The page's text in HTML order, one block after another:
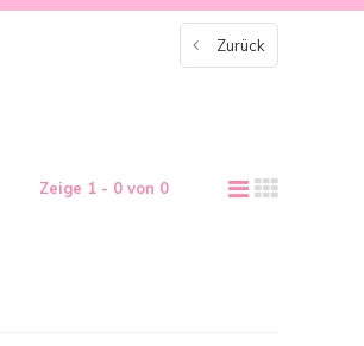
Zurück
Zeige 1 - 0 von 0